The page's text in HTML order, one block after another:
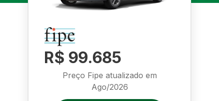
R$ 99.685
Preço Fipe atualizado em
Ago/2026